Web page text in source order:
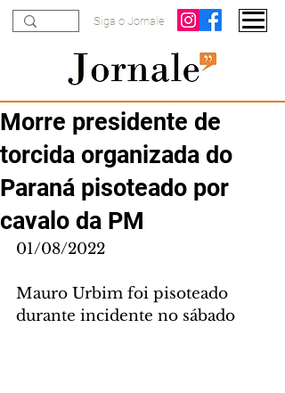
Siga o Jornale
Morre presidente de
torcida organizada do
Paraná pisoteado por
cavalo da PM
01/08/2022
Mauro Urbim foi pisoteado
durante incidente no sábado